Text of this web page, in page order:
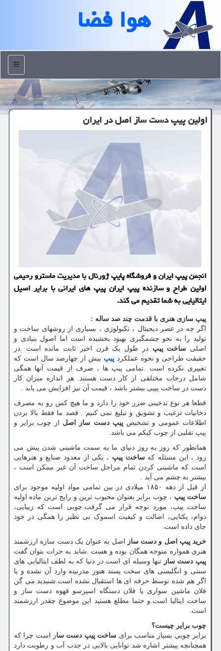
هوا فضا
منو
اولین پیپ دست ساز اصل در ایران
انجمن پیپ ایران و فروشگاه پایپ ژورنال با مدیریت ماسترو رحیمی
اولین طراح و سازنده پیپ ایران پیپ های ایرانی با برایر اصیل
ایتالیایی به شما تقدیم می کند.
پیپ سازی هنری با قدمت چند صد ساله :
اگر چه در عصر دیجیتال ، تکنولوژی ، بسیاری از روشهای ساخت و
تولید را به نحو چشمگیری بهبود بخشیده است اما اصول بنیادی و
اصلی ساخت پیپ در طول یک قرن اخیر ثابت مانده است .در
حقیقت طراحی و نحوه عملکردپیپ بیش از چهارصد سال است که
تغییری نکرده است .تمامی پیپ ها ، صرف از قیمت آنها همگی
شامل درجات مختلفی از کار دست هستند. هر اندازه میزان کار
دست در ساخت پیپی بیشتر باشد ، قیمت آن نیز افزایش می یابد .
قطعا هر نوع تدخینی ضرر خود را دارد و ما هیچ کس رو به مصرف
دخانیات ترغیب و تشویق و تبلیغ نمی کنیم . قصد ما فقط بالا بردن
اطلاعات عمومی و تشخیصپیپ دست ساز اصل از چوب برایر و
پیپ تقلبی از چوب کیکم می باشد.
همانطور که روز به روز دنیای ما به سمت ماشینی شدن پیش می
رود ، این مسئله کهساخت پیپ ، یکی از معدود صنایع و هنرهایی
است که ماشینی کردن تمام مراحل ساخت آن غیر ممکن است ،
بیشتر به چشم می آید .
از قبل از دهه ۱۸۵۰ میلادی در بین تمامی مواد اولیه موجود برای
ساخت پیپ ، چوب برایر بعنوان محبوب ترین و رایج ترین ماده اولیه
ساخت پیپ، مورد توجه قرار می گرفت.چوبی است که زیبایی،
دوام، یکتایی، اصالت و کیفیت اسموک بی نظیر را همگی در خود
جای داده است.
خرید پیپ اصل و دست ساز
اصل به عنوان یک دست سازه ارزشمند
هنری همواره متوجه همگان بوده و هست .شاید به جرات بتوان گفت
پیپ دست ساز تنها وسیله ای است در دنیا که به لطف ایتالیایی های
سنتی و انگلیسی های سخت پسند هنوز مدرنیته وارد آن نشده و یا
اگر هم شده توسط حرفه ای ها استقبال نشده است.شنیدید می گن
فلان ماشین سواری یا فلان دستگاه اسپرسو قهوه دست ساز و
ساخت ایتالیا است.و حتما مطلع هستید این موضوع چقدر ارزشمند
است.
چوب برایر چیست؟
برایر چوبی بسیار مناسب برای ساخت پیپ دست ساز است چرا که
همچنانچه پیشتر اشاره شد توانایی بالایی در جذب آب و رطوبت دارد